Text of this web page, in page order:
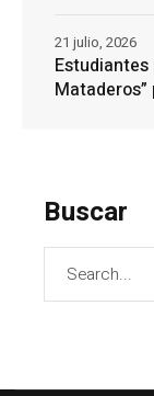
Estudiantes
21 julio, 2026
Buscar